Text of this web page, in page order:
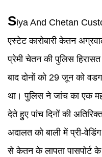
Siya And Chetan
एस्टेट कारोबारी केतन
प्रेमी चेतन की पुलिस
बाद दोनों को 29 जून को
था। पुलिस ने जांच का एक
देते हुए पांच दिनों की
अदालत को बाली में प्री-
से केतन के लापता पासपोर्ट के